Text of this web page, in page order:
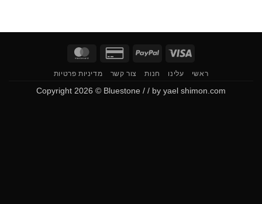
Visa
PayPal
Credit
2
ראשי עלינו חנות צור קשר מדיניות פרטיות
Copyright 2026 © Bluestone / / by yael shimon.com